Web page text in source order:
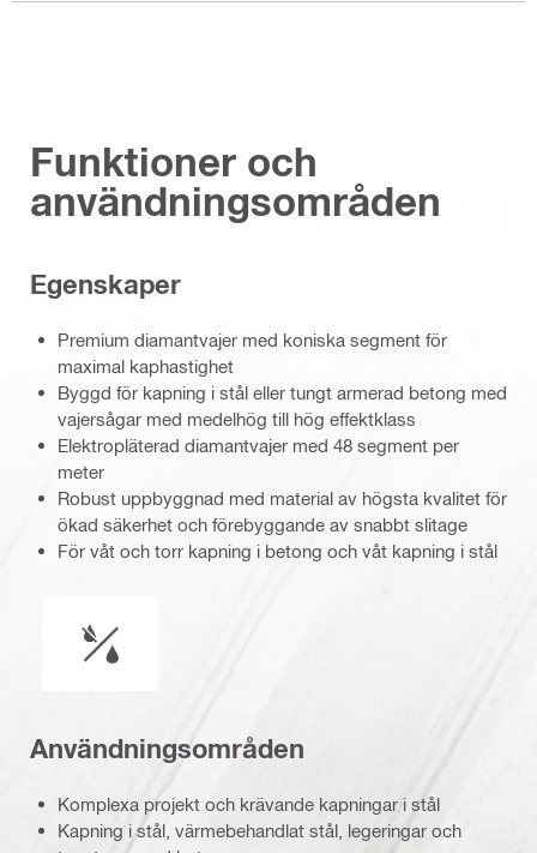
Funktioner och
användningsområden
Egenskaper
Premium diamantvajer med koniska segment för
maximal kaphastighet
Byggd för kapning i stål eller tungt armerad betong med
vajersågar med medelhög till hög effektklass
Elektropläterad diamantvajer med 48 segment per
meter
Robust uppbyggnad med material av högsta kvalitet för
ökad säkerhet och förebyggande av snabbt slitage
För våt och torr kapning i betong och våt kapning i stål
Användningsområden
Komplexa projekt och krävande kapningar i stål
Kapning i stål, värmebehandlat stål, legeringar och